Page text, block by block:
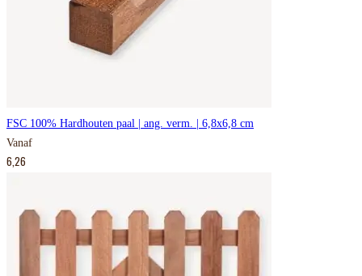
FSC 100% Hardhouten paal | ang. verm. | 6,8x6,8 cm
Vanaf
6,26